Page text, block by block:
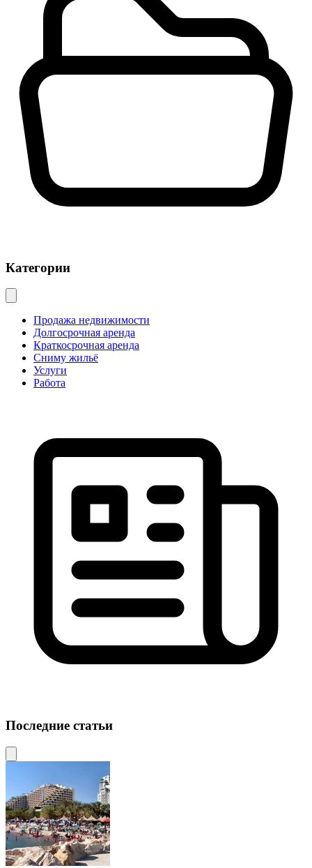
Категории
Продажа недвижимости
Долгосрочная аренда
Краткосрочная аренда
Сниму жильё
Услуги
Работа
Последние статьи